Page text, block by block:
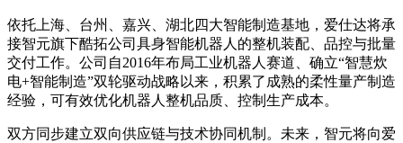
依托上海、台州、嘉兴、湖北四大智能制造基地，爱仕达将承
接智元旗下酷拓公司具身智能机器人的整机装配、品控与批量
交付工作。公司自2016年布局工业机器人赛道、确立“智慧炊
电+智能制造”双轮驱动战略以来，积累了成熟的柔性量产制造
经验，可有效优化机器人整机品质、控制生产成本。
双方同步建立双向供应链与技术协同机制。未来，智元将向爱